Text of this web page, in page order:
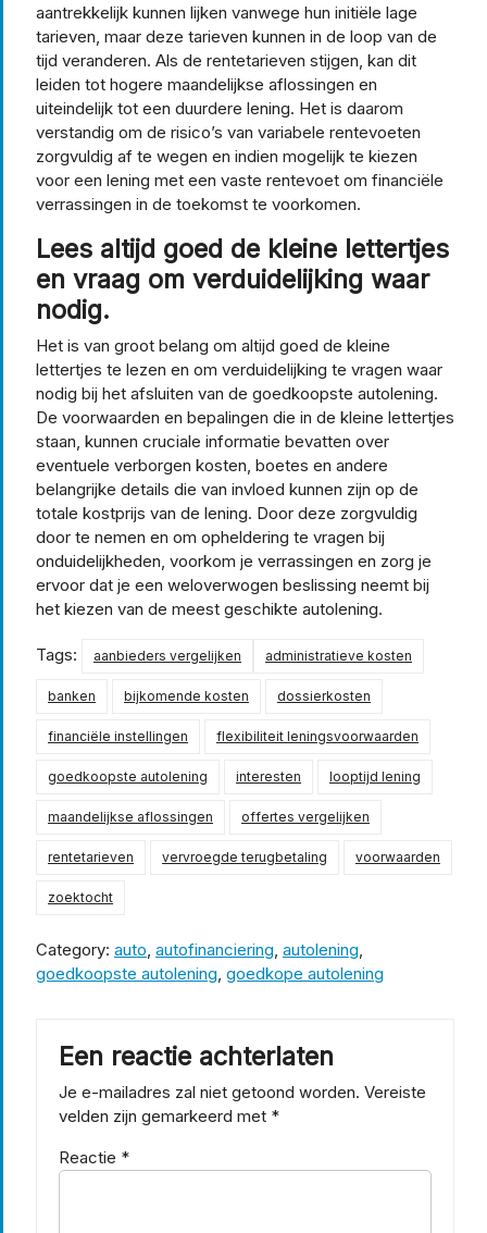
aantrekkelijk kunnen lijken vanwege hun initiële lage
tarieven, maar deze tarieven kunnen in de loop van de
tijd veranderen. Als de rentetarieven stijgen, kan dit
leiden tot hogere maandelijkse aflossingen en
uiteindelijk tot een duurdere lening. Het is daarom
verstandig om de risico’s van variabele rentevoeten
zorgvuldig af te wegen en indien mogelijk te kiezen
voor een lening met een vaste rentevoet om financiële
verrassingen in de toekomst te voorkomen.
Lees altijd goed de kleine lettertjes
en vraag om verduidelijking waar
nodig.
Het is van groot belang om altijd goed de kleine
lettertjes te lezen en om verduidelijking te vragen waar
nodig bij het afsluiten van de goedkoopste autolening.
De voorwaarden en bepalingen die in de kleine lettertjes
staan, kunnen cruciale informatie bevatten over
eventuele verborgen kosten, boetes en andere
belangrijke details die van invloed kunnen zijn op de
totale kostprijs van de lening. Door deze zorgvuldig
door te nemen en om opheldering te vragen bij
onduidelijkheden, voorkom je verrassingen en zorg je
ervoor dat je een weloverwogen beslissing neemt bij
het kiezen van de meest geschikte autolening.
Tags: aanbieders vergelijken administratieve kosten
banken bijkomende kosten dossierkosten
financiële instellingen flexibiliteit leningsvoorwaarden
goedkoopste autolening interesten looptijd lening
maandelijkse aflossingen offertes vergelijken
rentetarieven vervroegde terugbetaling voorwaarden
zoektocht
Category: auto autofinanciering autolening
goedkoopste autolening goedkope autolening
Een reactie achterlaten
Je e-mailadres zal niet getoond worden. Vereiste
velden zijn gemarkeerd met *
Reactie *